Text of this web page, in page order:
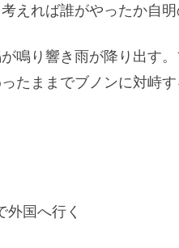
えれば誰がやったか自明
鳴り響き雨が降り出す
たままでブノンに対峙
国へ行く